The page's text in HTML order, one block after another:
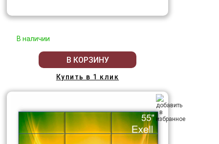
В наличии
В КОРЗИНУ
Купить в 1 клик